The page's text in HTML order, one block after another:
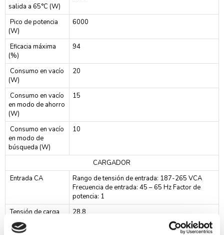
salida a 65°C (W)
Pico de potencia
(W)
6000
Eficacia máxima
(%)
94
Consumo en vacío
(W)
20
Consumo en vacío
en modo de ahorro
(W)
15
Consumo en vacío
en modo de
búsqueda (W)
10
CARGADOR
Entrada CA
Rango de tensión de entrada: 187-265 VCA
Frecuencia de entrada: 45 – 65 Hz Factor de
potencia: 1
Tensión de carga
de 'absorción' (V
CC)
28.8